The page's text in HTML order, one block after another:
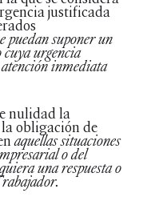
justificada
puedan suponer un
cuya urgencia
inmediata
nulidad la
obligación de
aquellas situaciones
o del
una respuesta o